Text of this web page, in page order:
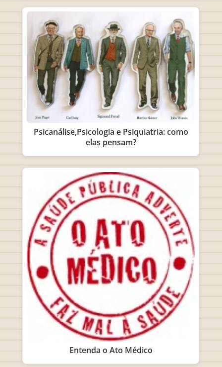
Psicanálise,Psicologia e Psiquiatria: como
elas pensam?
Entenda o Ato Médico